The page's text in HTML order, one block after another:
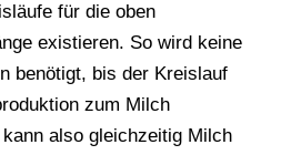
für die oben
existieren. So wird keine
benötigt, bis der Kreislauf
zum Milch
also gleichzeitig Milch